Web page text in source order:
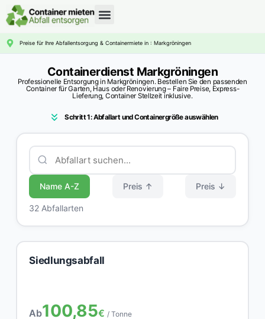
Preise für Ihre Abfallentsorgung & Containermiete in : Markgröningen
Containerdienst Markgröningen
Professionelle Entsorgung in Markgröningen. Bestellen Sie den passenden
Container für Garten, Haus oder Renovierung – Faire Preise, Express-
Lieferung, Container Stellzeit inklusive.
Schritt 1: Abfallart und Containergröße auswählen
Name A-Z Preis ↑ Preis ↓
32 Abfallarten
Siedlungsabfall
Ab100,85€ / Tonne